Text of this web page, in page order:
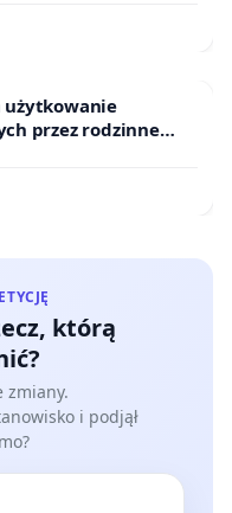
użytkowanie
przez rodzinne
którą
zmiany.
i podjął